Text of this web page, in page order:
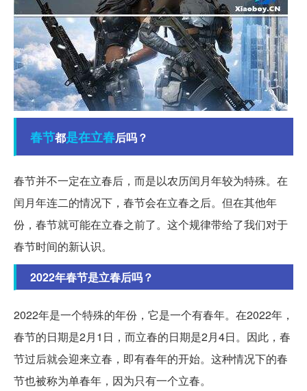
春节都是在立春后吗？
春节并不一定在立春后，而是以农历闰月年较为特殊。在
闰月年连二的情况下，春节会在立春之后。但在其他年
份，春节就可能在立春之前了。这个规律带给了我们对于
春节时间的新认识。
2022年春节是立春后吗？
2022年是一个特殊的年份，它是一个有春年。在2022年，
春节的日期是2月1日，而立春的日期是2月4日。因此，春
节过后就会迎来立春，即有春年的开始。这种情况下的春
节也被称为单春年，因为只有一个立春。